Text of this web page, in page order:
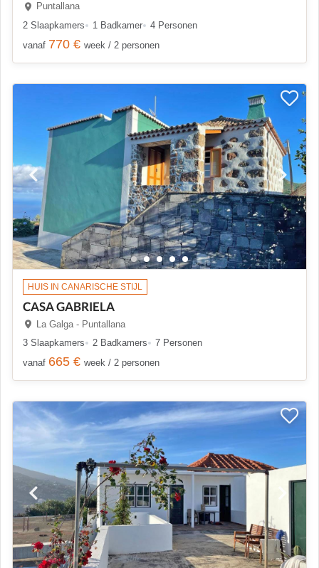
Puntallana
2 Slaapkamers
1 Badkamer
4 Personen
vanaf 770 € week / 2 personen
HUIS IN CANARISCHE STIJL
CASA GABRIELA
La Galga - Puntallana
3 Slaapkamers
2 Badkamers
7 Personen
vanaf 665 € week / 2 personen